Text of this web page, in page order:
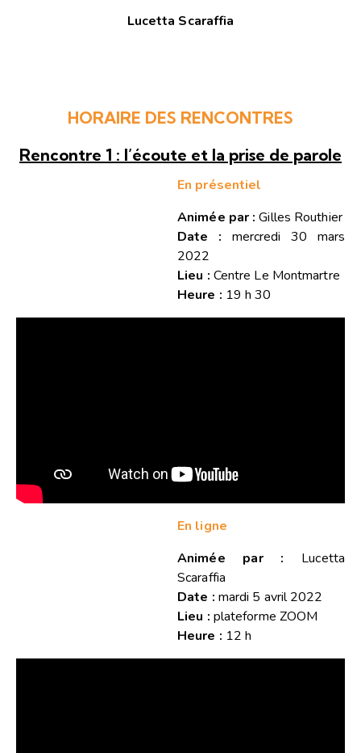
Lucetta Scaraffia
HORAIRE DES RENCONTRES
Rencontre 1 : l’écoute et la prise de parole
En présentiel
Animée par : Gilles Routhier
Date : mercredi 30 mars
2022
Lieu : Centre Le Montmartre
Heure : 19 h 30
En ligne
Animée par : Lucetta
Scaraffia
Date : mardi 5 avril 2022
Lieu : plateforme ZOOM
Heure : 12 h